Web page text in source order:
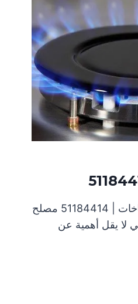
مصلح الطباخات مصلح الطباخات | 51184414 مصلح
لا يقل أهمية عن